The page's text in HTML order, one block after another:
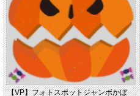
【VP】フォトスポットジャンボかぼ